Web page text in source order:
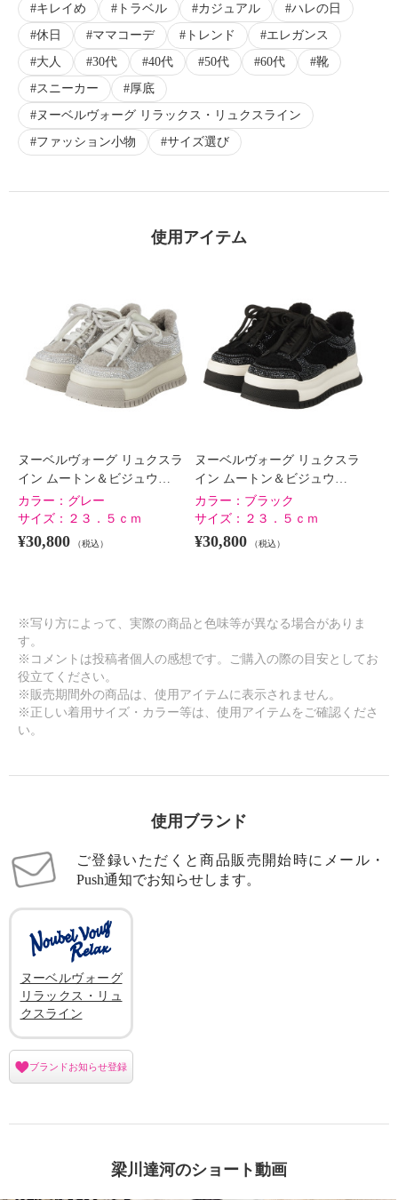
×
キレイめ
トラベル カジュアル
ハレの日
休日
ママコーデ トレンド
エレガンス
大人
30代 40代 50代 60代
靴
スニーカー
厚底
ヌーベルヴォーグ リラックス・リュクスライン
ファッション小物
サイズ選び
使用アイテム
ヌーベルヴォーグ リュクスラ
イン ムートン＆ビジュウ…
カラー： グレー
サイズ： ２３．５ｃｍ
¥30,800 （税込）
ヌーベルヴォーグ リュクスラ
イン ムートン＆ビジュウ…
カラー： ブラック
サイズ： ２３．５ｃｍ
¥30,800 （税込）
※写り方によって、実際の商品と色味等が異なる場合がありま
す。
※コメントは投稿者個人の感想です。ご購入の際の目安としてお
役立てください。
※販売期間外の商品は、使用アイテムに表示されません。
※正しい着用サイズ・カラー等は、使用アイテムをご確認くださ
い。
使用ブランド
ご登録いただくと商品販売開始時にメール・
Push通知でお知らせします。
ヌーベルヴォーグ
リラックス・リュ
クスライン
ブランドお知らせ登録
梁川達河のショート動画